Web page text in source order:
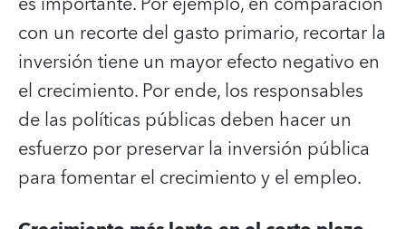
con un recorte del gasto primario, recortar la
inversión tiene un mayor efecto negativo en
el crecimiento. Por ende, los responsables
de las políticas públicas deben hacer un
esfuerzo por preservar la inversión pública
para fomentar el crecimiento y el empleo.